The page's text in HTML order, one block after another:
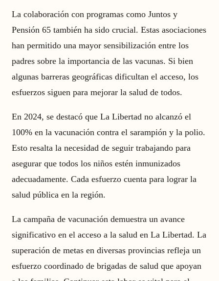
La colaboración con programas como Juntos y
Pensión 65 también ha sido crucial. Estas asociaciones
han permitido una mayor sensibilización entre los
padres sobre la importancia de las vacunas. Si bien
algunas barreras geográficas dificultan el acceso, los
esfuerzos siguen para mejorar la salud de todos.
En 2024, se destacó que La Libertad no alcanzó el
100% en la vacunación contra el sarampión y la polio.
Esto resalta la necesidad de seguir trabajando para
asegurar que todos los niños estén inmunizados
adecuadamente. Cada esfuerzo cuenta para lograr la
salud pública en la región.
La campaña de vacunación demuestra un avance
significativo en el acceso a la salud en La Libertad. La
superación de metas en diversas provincias refleja un
esfuerzo coordinado de brigadas de salud que apoyan